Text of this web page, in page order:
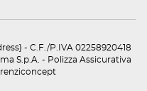
- C.F./P.IVA 02258920418
S.p.A. - Polizza Assicurativa